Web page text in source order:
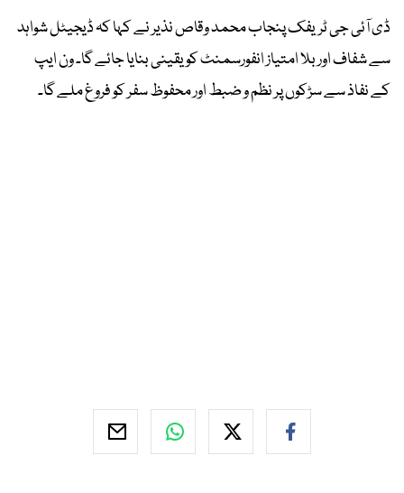
ڈی آئی جی ٹریفک پنجاب محمد وقاص نذیر نے کہا کہ ڈیجیٹل شواہد
سے شفاف اور بلا امتیاز انفورسمنٹ کو یقینی بنایا جائے گا۔ ون ایپ
کے نفاذ سے سڑکوں پر نظم و ضبط اور محفوظ سفر کو فروغ ملے گا۔